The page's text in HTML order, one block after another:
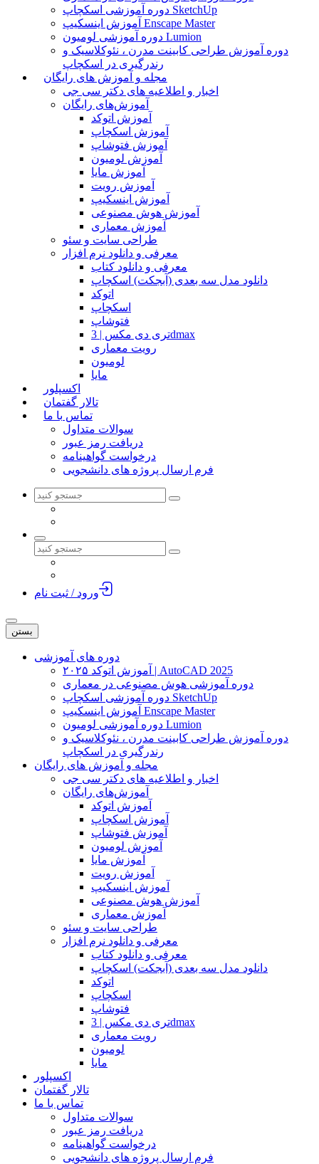
دوره آموزشی اسکچاپ SketchUp
آموزش اینسکیپ Enscape Master
دوره آموزشی لومیون Lumion
دوره آموزش طراحی کابینت مدرن ، نئوکلاسیک و
رندرگیری در اسکچاپ
مجله و آموزش های رایگان
اخبار و اطلاعیه های دکتر سی جی
آموزش‌های رایگان
آموزش اتوکد
آموزش اسکچاپ
آموزش فتوشاپ
آموزش لومیون
آموزش مایا
آموزش رویت
آموزش اینسکیپ
آموزش هوش مصنوعی
آموزش معماری
طراحی سایت و سئو
معرفی و دانلود نرم افزار
معرفی و دانلود کتاب
دانلود مدل سه بعدی (آبجکت) اسکچاپ
اتوکد
اسکچاپ
فتوشاپ
تری دی مکس | 3dmax
رویت معماری
لومیون
مایا
اکسپلور
تالار گفتمان
تماس با ما
سوالات متداول
دریافت رمز عبور
درخواست گواهینامه
فرم ارسال پروژه های دانشجویی
ورود / ثبت نام
بستن
دوره های آموزشی
آموزش اتوکد ۲۰۲۵ | AutoCAD 2025
دوره آموزشی هوش مصنوعی در معماری
دوره آموزشی اسکچاپ SketchUp
آموزش اینسکیپ Enscape Master
دوره آموزشی لومیون Lumion
دوره آموزش طراحی کابینت مدرن ، نئوکلاسیک و
رندرگیری در اسکچاپ
مجله و آموزش های رایگان
اخبار و اطلاعیه های دکتر سی جی
آموزش‌های رایگان
آموزش اتوکد
آموزش اسکچاپ
آموزش فتوشاپ
آموزش لومیون
آموزش مایا
آموزش رویت
آموزش اینسکیپ
آموزش هوش مصنوعی
آموزش معماری
طراحی سایت و سئو
معرفی و دانلود نرم افزار
معرفی و دانلود کتاب
دانلود مدل سه بعدی (آبجکت) اسکچاپ
اتوکد
اسکچاپ
فتوشاپ
تری دی مکس | 3dmax
رویت معماری
لومیون
مایا
اکسپلور
تالار گفتمان
تماس با ما
سوالات متداول
دریافت رمز عبور
درخواست گواهینامه
فرم ارسال پروژه های دانشجویی